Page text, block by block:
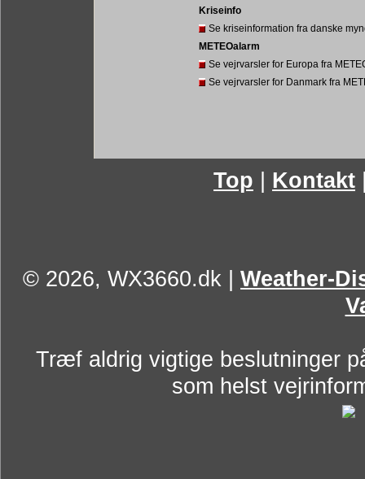
Kriseinfo
Se kriseinformation fra danske
METEOalarm
Se vejrvarsler for Europa fra
Se vejrvarsler for Danmark fra
Top Kontakt
© 2026, WX3660.dk
Weather-
Træf aldrig vigtige beslutninger
som helst